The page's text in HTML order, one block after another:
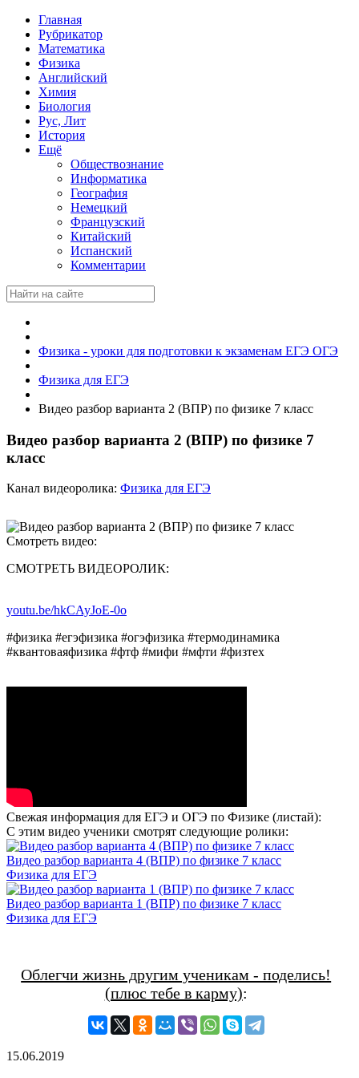
Главная
Рубрикатор
Математика
Физика
Английский
Химия
Биология
Рус, Лит
История
Ещё
Обществознание
Информатика
География
Немецкий
Французский
Китайский
Испанский
Комментарии
Физика - уроки для подготовки к экзаменам ЕГЭ ОГЭ
Физика для ЕГЭ
Видео разбор варианта 2 (ВПР) по физике 7 класс
Видео разбор варианта 2 (ВПР) по физике 7
класс
Канал видеоролика: Физика для ЕГЭ
Смотреть видео:
СМОТРЕТЬ ВИДЕОРОЛИК:
youtu.be/hkCAyJoE-0o
#физика #егэфизика #огэфизика #термодинамика
#квантоваяфизика #фтф #мифи #мфти #физтех
Свежая информация для ЕГЭ и ОГЭ по Физике (листай):
С этим видео ученики смотрят следующие ролики:
Видео разбор варианта 4 (ВПР) по физике 7 класс
Физика для ЕГЭ
Видео разбор варианта 1 (ВПР) по физике 7 класс
Физика для ЕГЭ
Облегчи жизнь другим ученикам - поделись!
(плюс тебе в карму):
15.06.2019